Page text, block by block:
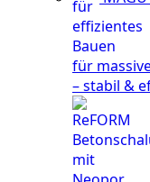
für
– stabil &